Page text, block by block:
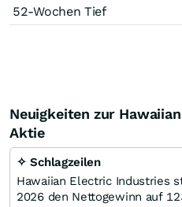
52-Wochen Tief
Neuigkeiten zur
Aktie
✧ Schlagzeilen
Hawaiian Electric Industries
2026 den Nettogewinn auf